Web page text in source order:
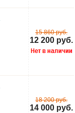
15 860 руб.
12 200 руб.
18 200 руб.
14 000 руб.